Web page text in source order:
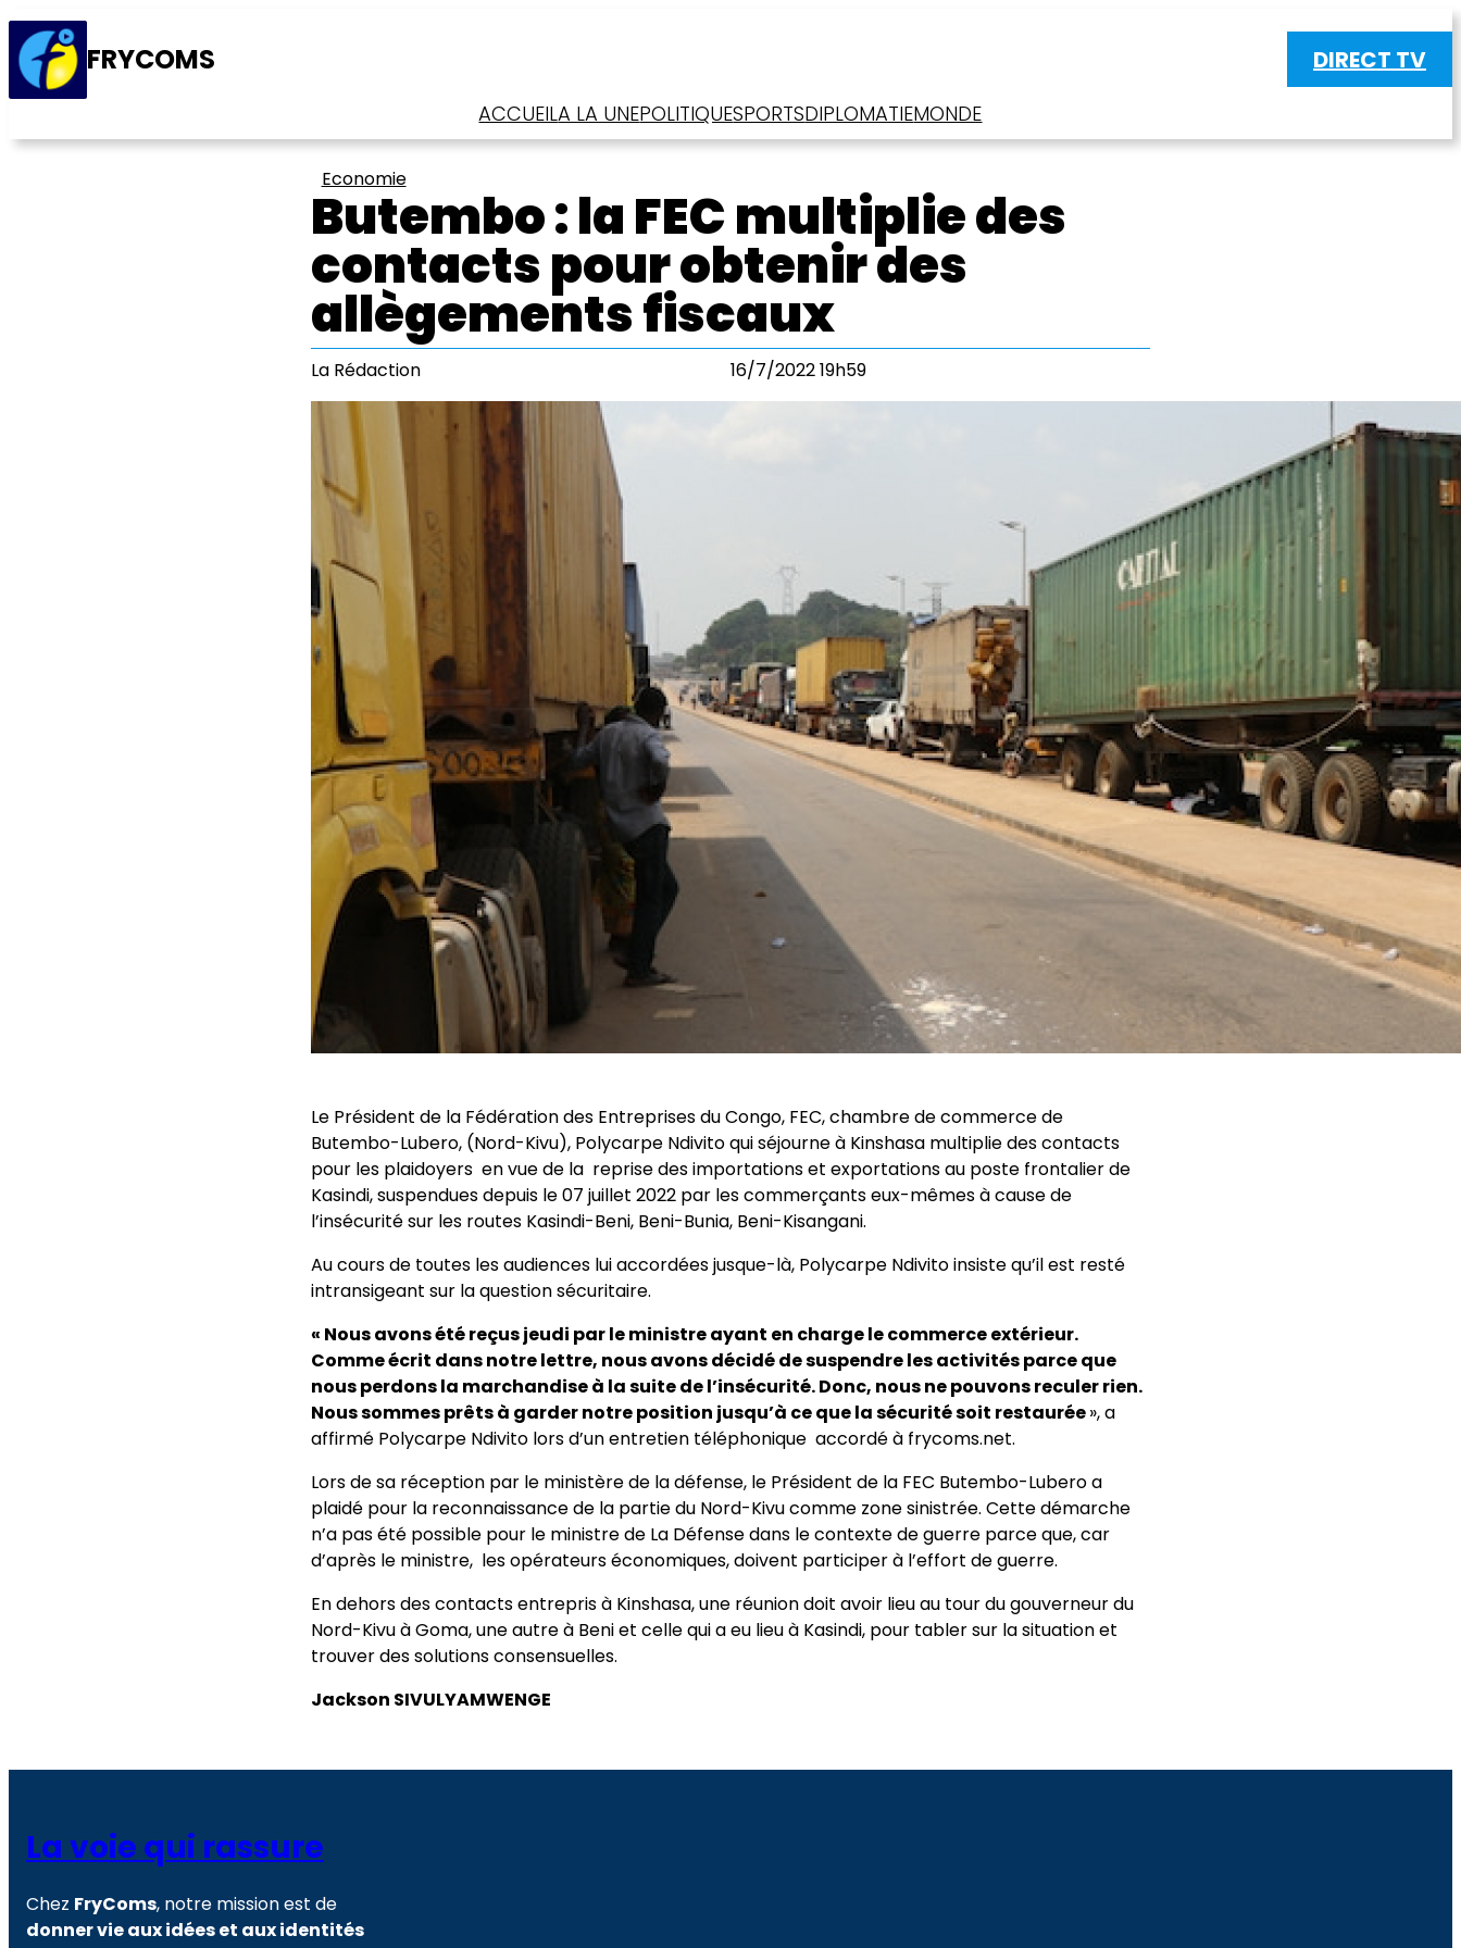
FRYCOMS DIRECT TV
ACCUEILA LA UNEPOLITIQUESPORTSDIPLOMATIEMONDE
Economie
Butembo : la FEC multiplie des
contacts pour obtenir des
allègements fiscaux
La Rédaction 16/7/2022 19h59
Le Président de la Fédération des Entreprises du Congo, FEC, chambre de commerce de
Butembo-Lubero, (Nord-Kivu), Polycarpe Ndivito qui séjourne à Kinshasa multiplie des contacts
pour les plaidoyers en vue de la reprise des importations et exportations au poste frontalier de
Kasindi, suspendues depuis le 07 juillet 2022 par les commerçants eux-mêmes à cause de
l’insécurité sur les routes Kasindi-Beni, Beni-Bunia, Beni-Kisangani.
Au cours de toutes les audiences lui accordées jusque-là, Polycarpe Ndivito insiste qu’il est resté
intransigeant sur la question sécuritaire.
« Nous avons été reçus jeudi par le ministre ayant en charge le commerce extérieur.
Comme écrit dans notre lettre, nous avons décidé de suspendre les activités parce que
nous perdons la marchandise à la suite de l’insécurité. Donc, nous ne pouvons reculer rien.
Nous sommes prêts à garder notre position jusqu’à ce que la sécurité soit restaurée», a
affirmé Polycarpe Ndivito lors d’un entretien téléphonique accordé à frycoms.net.
Lors de sa réception par le ministère de la défense, le Président de la FEC Butembo-Lubero a
plaidé pour la reconnaissance de la partie du Nord-Kivu comme zone sinistrée. Cette démarche
n’a pas été possible pour le ministre de La Défense dans le contexte de guerre parce que, car
d’après le ministre, les opérateurs économiques, doivent participer à l’effort de guerre.
En dehors des contacts entrepris à Kinshasa, une réunion doit avoir lieu au tour du gouverneur du
Nord-Kivu à Goma, une autre à Beni et celle qui a eu lieu à Kasindi, pour tabler sur la situation et
trouver des solutions consensuelles.
Jackson SIVULYAMWENGE
La voie qui rassure
Chez FryComs, notre mission est de
donner vie aux idées et aux identités